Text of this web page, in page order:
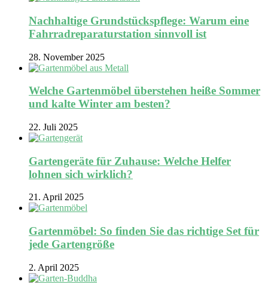
Nachhaltige Grundstückspflege: Warum eine
Fahrradreparaturstation sinnvoll ist
28. November 2025
Welche Gartenmöbel überstehen heiße Sommer
und kalte Winter am besten?
22. Juli 2025
Gartengeräte für Zuhause: Welche Helfer
lohnen sich wirklich?
21. April 2025
Gartenmöbel: So finden Sie das richtige Set für
jede Gartengröße
2. April 2025